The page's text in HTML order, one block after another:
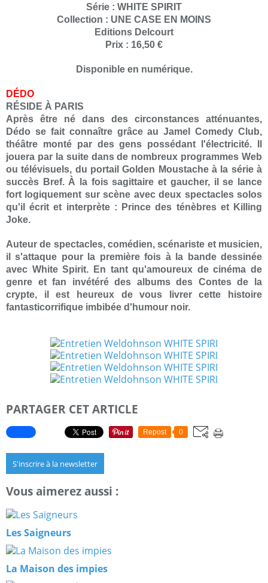
Série : WHITE SPIRIT
Collection : UNE CASE EN MOINS
Editions Delcourt
Prix : 16,50 €
Disponible en numérique.
DÉDO
RÉSIDE À PARIS
Après être né dans des circonstances atténuantes,
Dédo se fait connaître grâce au Jamel Comedy Club,
théâtre monté par des gens possédant l'électricité. Il
jouera par la suite dans de nombreux programmes Web
ou télévisuels, du portail Golden Moustache à la série à
succès Bref. À la fois sagittaire et gaucher, il se lance
fort logiquement sur scène avec deux spectacles solos
qu'il écrit et interprète : Prince des ténèbres et Killing
Joke.
Auteur de spectacles, comédien, scénariste et musicien,
il s'attaque pour la première fois à la bande dessinée
avec White Spirit. En tant qu'amoureux de cinéma de
genre et fan invétéré des albums des Contes de la
crypte, il est heureux de vous livrer cette histoire
fantasticorrifique imbibée d'humour noir.
PARTAGER CET ARTICLE
Repost 0
S'inscrire à la newsletter
Vous aimerez aussi :
Les Saigneurs
La Maison des impies